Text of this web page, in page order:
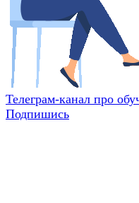
Телеграм-канал про
Подпишись